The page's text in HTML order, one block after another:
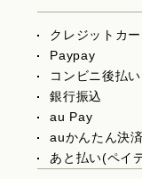
クレジットカ
Paypay
コンビニ後払い
銀行振込
au Pay
auかんたん決済
あと払い(ペイ